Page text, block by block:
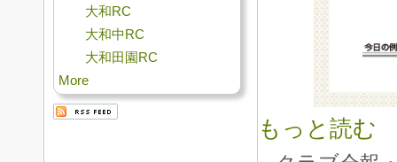
もっと読む
大和RC
大和中RC
大和田園RC
More